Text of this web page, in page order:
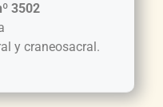
3502
y craneosacral.